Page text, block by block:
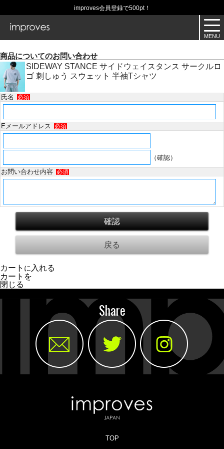
improves会員登録で500pt！
商品についてのお問い合わせ
SIDEWAY STANCE サイドウェイスタンス サークルロ
ゴ 刺しゅう スウェット 半袖Tシャツ
氏名 必須
Eメールアドレス 必須
（確認）
お問い合わせ内容
必須
カート に入れる
カートを
閉じる
Share
TOP